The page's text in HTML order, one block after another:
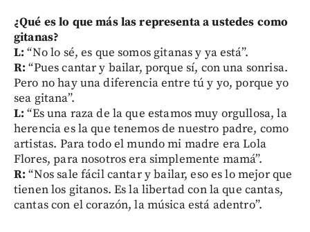
¿Qué es lo que más las representa a ustedes como
gitanas?
L: “No lo sé, es que somos gitanas y ya está”.
R: “Pues cantar y bailar, porque sí, con una sonrisa.
Pero no hay una diferencia entre tú y yo, porque yo
sea gitana”.
L: “Es una raza de la que estamos muy orgullosa, la
herencia es la que tenemos de nuestro padre, como
artistas. Para todo el mundo mi madre era Lola
Flores, para nosotros era simplemente mamá”.
R: “Nos sale fácil cantar y bailar, eso es lo mejor que
tienen los gitanos. Es la libertad con la que cantas,
cantas con el corazón, la música está adentro”.